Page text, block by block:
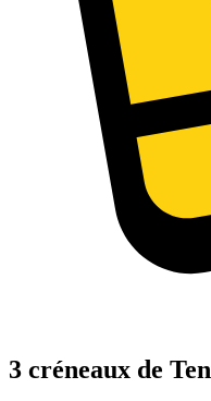
3 créneaux de